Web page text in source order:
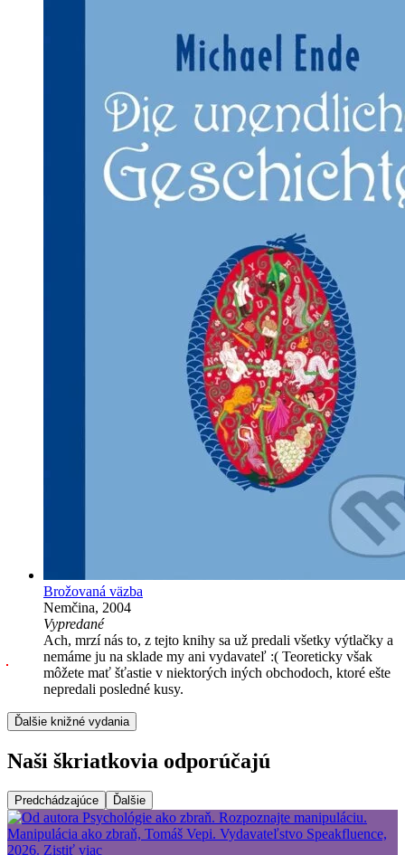
Brožovaná väzba
Nemčina, 2004
Vypredané
Ach, mrzí nás to, z tejto knihy sa už predali všetky výtlačky a
nemáme ju na sklade my ani vydavateľ :( Teoreticky však
môžete mať šťastie v niektorých iných obchodoch, ktoré ešte
nepredali posledné kusy.
Ďalšie knižné vydania
Naši škriatkovia odporúčajú
Predchádzajúce Ďalšie